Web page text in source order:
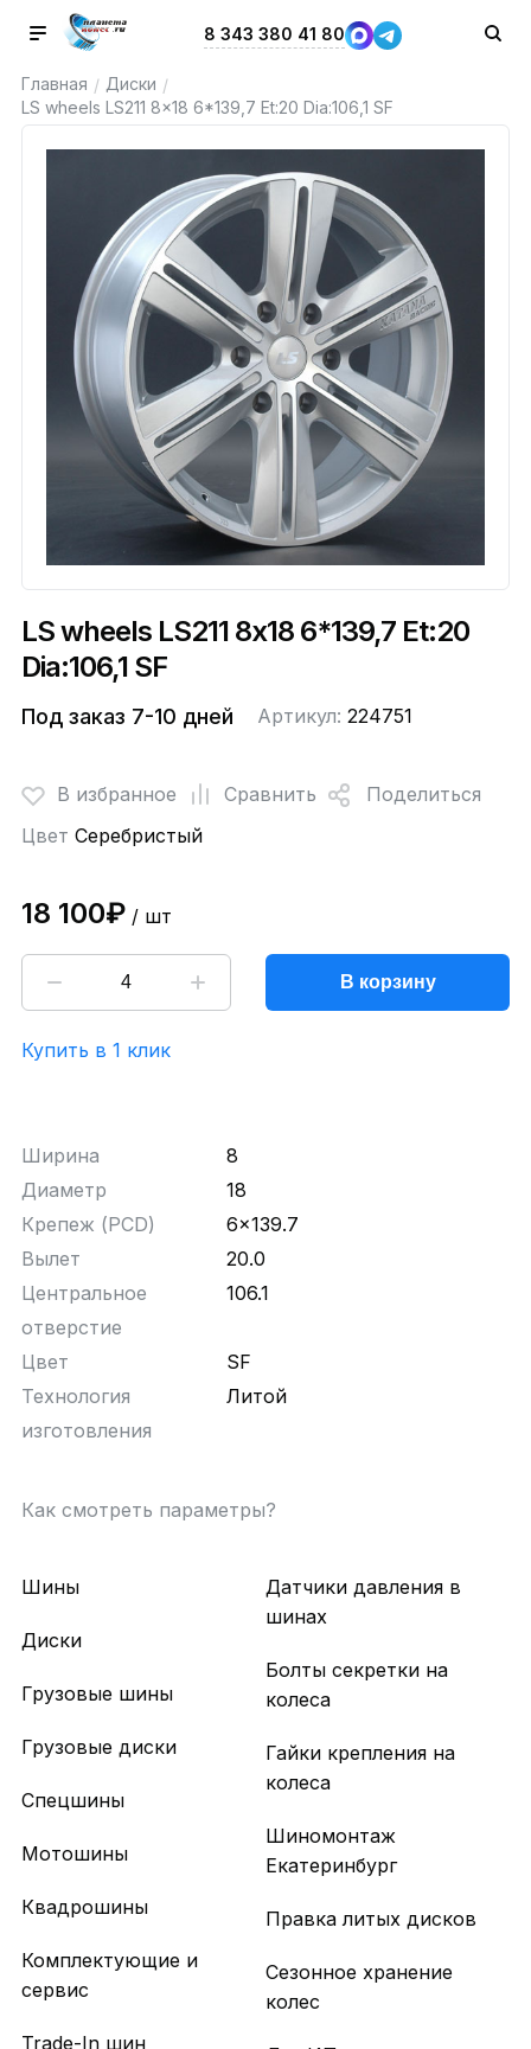
8 343 380 41 80
Главная / Диски /
LS wheels LS211 8x18 6*139,7 Et:20 Dia:106,1 SF
LS wheels LS211 8x18 6*139,7 Et:20
Dia:106,1 SF
Под заказ 7-10 дней Артикул: 224751
В избранное Сравнить
Поделиться
Цвет Серебристый
18 100₽/ шт
В корзину
Купить в 1 клик
Ширина
8
Диаметр
18
Крепеж (PCD)
6x139.7
Вылет
20.0
Центральное
отверстие
106.1
Цвет
SF
Технология
изготовления
Литой
Как смотреть параметры?
Шины
Диски
Грузовые шины
Грузовые диски
Спецшины
Мотошины
Квадрошины
Комплектующие и
сервис
Trade-In шин
Датчики давления в
шинах
Болты секретки на
колеса
Гайки крепления на
колеса
Шиномонтаж
Екатеринбург
Правка литых дисков
Сезонное хранение
колес